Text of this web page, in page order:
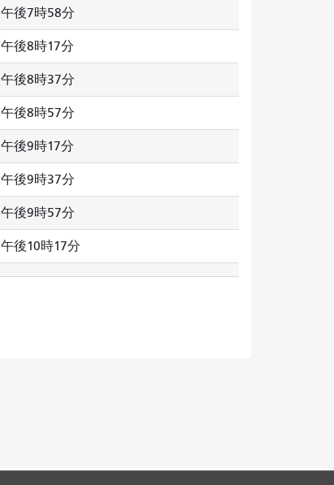
午後7時58分
午後8時17分
午後8時37分
午後8時57分
午後9時17分
午後9時37分
午後9時57分
午後10時17分